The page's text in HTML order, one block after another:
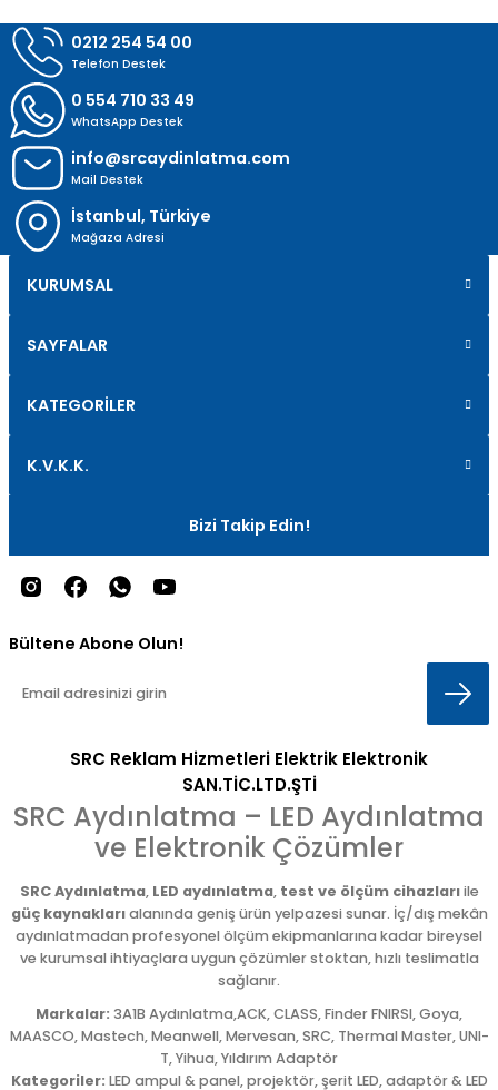
0212 254 54 00
Telefon Destek
0 554 710 33 49
WhatsApp Destek
info@srcaydinlatma.com
Mail Destek
İstanbul, Türkiye
Mağaza Adresi
KURUMSAL
SAYFALAR
KATEGORİLER
K.V.K.K.
Bizi Takip Edin!
Bültene Abone Olun!
SRC Reklam Hizmetleri Elektrik Elektronik
SAN.TİC.LTD.ŞTİ
SRC Aydınlatma – LED Aydınlatma
ve Elektronik Çözümler
SRC Aydınlatma, LED aydınlatma, test ve ölçüm cihazlarıile
güç kaynaklarıalanında geniş ürün yelpazesi sunar. İç/dış mekân
aydınlatmadan profesyonel ölçüm ekipmanlarına kadar bireysel
ve kurumsal ihtiyaçlara uygun çözümler stoktan, hızlı teslimatla
sağlanır.
Markalar: 3A1B Aydınlatma,ACK, CLASS, Finder FNIRSI, Goya,
MAASCO, Mastech, Meanwell, Mervesan, SRC, Thermal Master, UNI-
T, Yihua, Yıldırım Adaptör
Kategoriler: LED ampul & panel, projektör, şerit LED, adaptör & LED